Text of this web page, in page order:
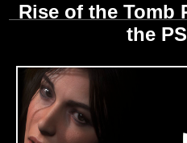
Rise of the Tomb
the